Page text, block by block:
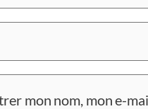
mon nom, mon e-